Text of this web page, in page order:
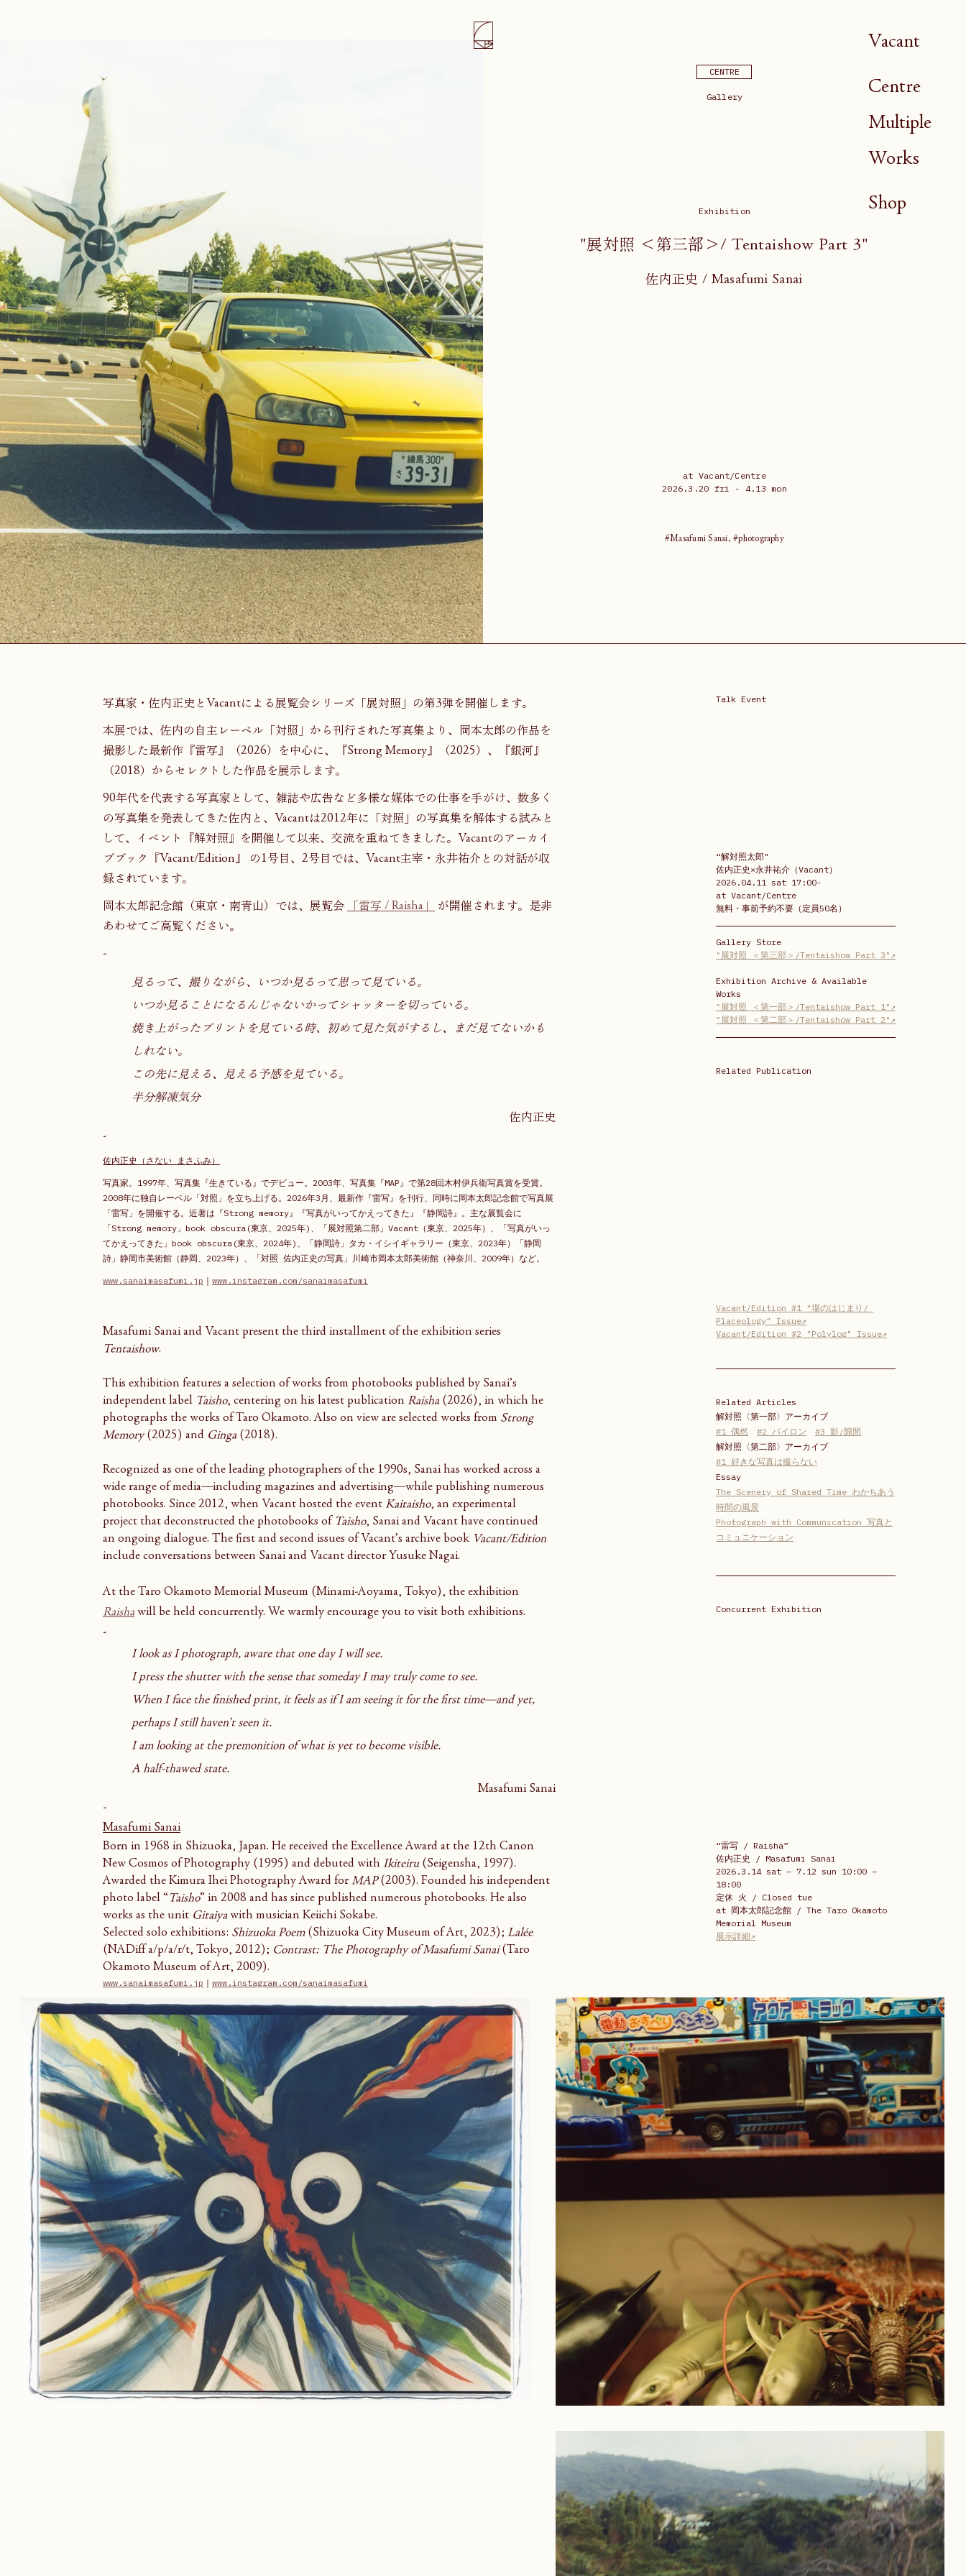
Vacant
Centre
Multiple
Works
Shop
CENTRE
Gallery
Exhibition
"展対照 ＜第三部＞/ Tentaishow Part 3"
佐内正史 / Masafumi Sanai
at Vacant/Centre
2026.3.20 fri - 4.13 mon
#Masafumi Sanai, #photography
写真家・佐内正史とVacantによる展覧会シリーズ「展対照」の第3弾を開催します。
本展では、佐内の自主レーベル「対照」から刊行された写真集より、岡本太郎の作品を
撮影した最新作『雷写』（2026）を中心に、『Strong Memory』（2025）、『銀河』
（2018）からセレクトした作品を展示します。
90年代を代表する写真家として、雑誌や広告など多様な媒体での仕事を手がけ、数多く
の写真集を発表してきた佐内と、Vacantは2012年に「対照」の写真集を解体する試みと
して、イベント『解対照』を開催して以来、交流を重ねてきました。Vacantのアーカイ
ブブック『Vacant/Edition』 の1号目、2号目では、Vacant主宰・永井祐介との対話が収
録されています。
岡本太郎記念館（東京・南青山）では、展覧会 「雷写 / Raisha」
が開催されます。是非
あわせてご高覧ください。
-
見るって、撮りながら、いつか見るって思って見ている。
いつか見ることになるんじゃないかってシャッターを切っている。
焼き上がったプリントを見ている時、初めて見た気がするし、まだ見てないかも
しれない。
この先に見える、見える予感を見ている。
半分解凍気分
佐内正史
-
佐内正史（さない まさふみ）
写真家。1997年、写真集『生きている』でデビュー。2003年、写真集『MAP』で第28回木村伊兵衛写真賞を受賞。
2008年に独自レーベル「対照」を立ち上げる。2026年3月、最新作『雷写』を刊行、同時に岡本太郎記念館で写真展
「雷写」を開催する。近著は『Strong memory』『写真がいってかえってきた』『静岡詩』。主な展覧会に
「Strong memory」book obscura(東京、2025年)、「展対照第二部」Vacant（東京、2025年）、「写真がいっ
てかえってきた」book obscura(東京、2024年)、「静岡詩」タカ・イシイギャラリー（東京、2023年）「静岡
詩」静岡市美術館（静岡、2023年）、「対照 佐内正史の写真」川崎市岡本太郎美術館（神奈川、2009年）など。
www.sanaimasafumi.jp ｜www.instagram.com/sanaimasafumi
Masafumi Sanai and Vacant present the third installment of the exhibition series
Tentaishow.
This exhibition features a selection of works from photobooks published by Sanai’s
independent label
Taisho, centering on his latest publication Raisha (2026), in which he
photographs the works of Taro Okamoto. Also on view are selected works from Strong
Memory (2025) and Ginga (2018).
Recognized as one of the leading photographers of the 1990s, Sanai has worked across a
wide range of media—including magazines and advertising—while publishing numerous
photobooks. Since 2012, when Vacant hosted the event Kaitaisho, an experimental
project that deconstructed the photobooks of Taisho, Sanai and Vacant have continued
an ongoing dialogue. The first and second issues of Vacant’s archive book Vacant/Edition
include conversations between Sanai and Vacant director Yusuke Nagai.
At the Taro Okamoto Memorial Museum (Minami-Aoyama, Tokyo), the exhibition
Raisha will be held concurrently. We warmly encourage you to visit both exhibitions.
-
I look as I photograph, aware that one day I will see.
I press the shutter with the sense that someday I may truly come to see.
When I face the finished print, it feels as if I am seeing it for the first time—and yet,
perhaps I still haven’t seen it.
I am looking at the premonition of what is yet to become visible.
A half-thawed state.
Masafumi Sanai
-
Masafumi Sanai
Born in 1968 in Shizuoka, Japan. He received the Excellence Award at the 12th Canon
New Cosmos of Photography (1995) and debuted with Ikiteiru (Seigensha, 1997).
Awarded the Kimura Ihei Photography Award for MAP (2003). Founded his independent
photo label “Taisho” in 2008 and has since published numerous photobooks. He also
works as the unit Gitaiya with musician Keiichi Sokabe.
Selected solo exhibitions: Shizuoka Poem (Shizuoka City Museum of Art, 2023); Lalée
(NADiff a/p/a/r/t, Tokyo, 2012); Contrast: The Photography of Masafumi Sanai (Taro
Okamoto Museum of Art, 2009).
www.sanaimasafumi.jp ｜www.instagram.com/sanaimasafumi
Talk Event
“解対照太郎"
佐内正史×永井祐介（Vacant）
2026.04.11 sat 17:00-
at Vacant/Centre
無料・事前予約不要（定員50名）
Gallery Store
"展対照 ＜第三部＞/Tentaishow Part 3"↗
Exhibition Archive & Available
Works
"展対照 ＜第一部＞/Tentaishow Part 1"↗
"展対照 ＜第二部＞/Tentaishow Part 2"↗
Related Publication
Vacant/Edition #1 "場のはじまり/
Placeology" Issue↗
Vacant/Edition #2 "Polylog" Issue↗
Related Articles
解対照〈第一部〉アーカイブ
#1 偶然
#2 パイロン
#3 影/隙間
解対照〈第二部〉アーカイブ
#1 好きな写真は撮らない
Essay
The Scenery of Shared Time わかちあう
時間の風景
Photograph with Communication 写真と
コミュニケーション
Concurrent Exhibition
“雷写 / Raisha”
佐内正史 / Masafumi Sanai
2026.3.14 sat – 7.12 sun 10:00 –
18:00
定休 火 / Closed tue
at 岡本太郎記念館 / The Taro Okamoto
Memorial Museum
展示詳細↗︎